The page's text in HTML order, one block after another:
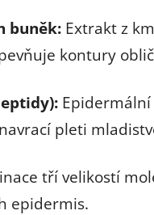
buněk: Extrakt z
kontury
pleti
tří velikostí
epidermis.